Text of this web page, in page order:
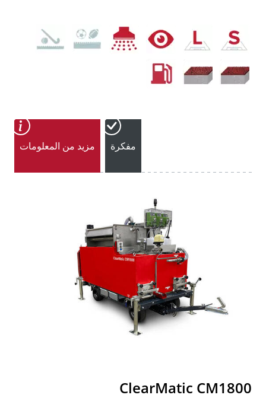
مفكرة مزيد من المعلومات
ClearMatic CM1800